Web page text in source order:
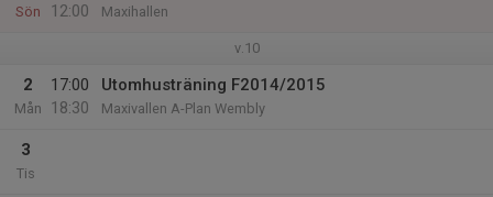
Sön
12:00
Maxihallen
v.10
2
Mån
17:00
18:30
Utomhusträning F2014/2015
Maxivallen A-Plan Wembly
3
Tis